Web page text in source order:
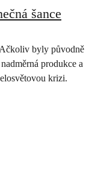
šance
byly původně
produkce a
krizi.